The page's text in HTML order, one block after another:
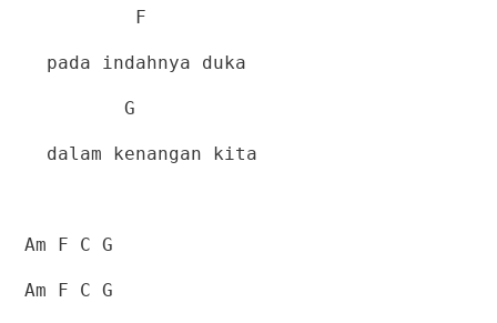
F
pada indahnya duka
G
dalam kenangan kita
Am F C G
Am F C G